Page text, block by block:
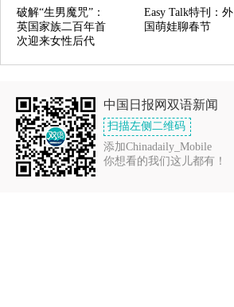
破解“生男魔咒”：
英国家族二百年首
次迎来女性后代
Easy Talk特刊：外
国萌娃聊春节
中国日报网双语新闻
扫描左侧二维码
添加Chinadaily_Mobile
你想看的我们这儿都有！